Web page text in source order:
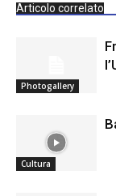
Articolo correlato
Photogallery
Cultura